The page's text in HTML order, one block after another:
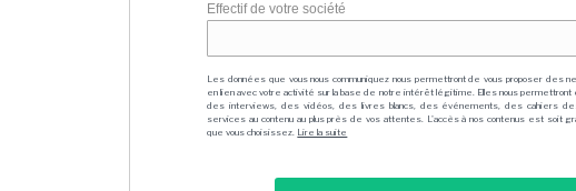
Effectif de votre société
Les données que vous nous communiquez nous permettront de vous proposer
en lien avec votre activité sur la base de notre intérêt légitime. Elles nous permettront
des interviews, des vidéos, des livres blancs, des événements, des cahiers
services au contenu au plus près de vos attentes. L'accès à nos contenus est soit
que vous choisissez. Lire la suite